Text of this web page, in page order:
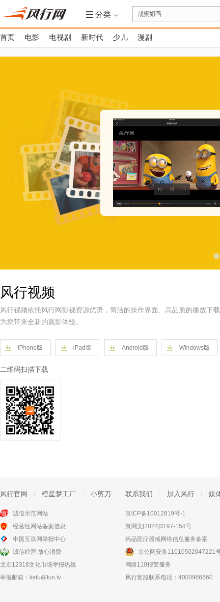
分类
首页 电影 电视剧 新时代 少儿 漫剧
风行视频
风行视频依托风行网影视资源优势，简洁的操作界面、高品质的播放下
为您带来全新的观影体验。
iPhone版 iPad版 Android版 Windows版
二维码扫描下载
风行官网 橙星梦工厂 小剪刀 联系我们 加入风行 媒
诚信示范网站
经营性网站备案信息
中国互联网举报中心
诚信经营 放心消费
北京12318文化市场举报热线
举报邮箱： kefu@fun.tv
京ICP备10012819号-1
京网文[2024]3197-158号
药品医疗器械网络信息服务备案
京公网安备11010502047221
网络110报警服务
风行客服联系电话：4000966660